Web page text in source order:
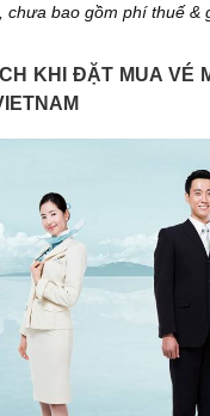
chưa bao gồm phí thuế
KHI ĐẶT MUA VÉ